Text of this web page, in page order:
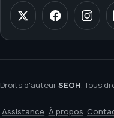
Droits d'auteurSEOH. Tous
Assistance À propos